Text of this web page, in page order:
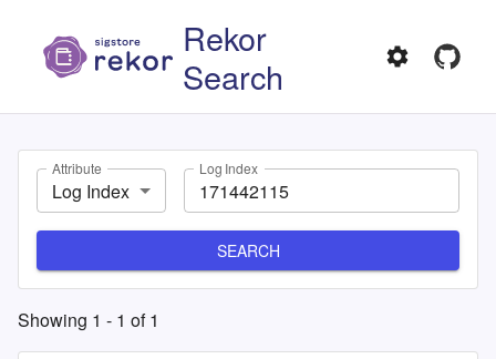
Rekor
Search
Attribute
Log Index
Log Index
SEARCH
Showing 1 - 1 of1